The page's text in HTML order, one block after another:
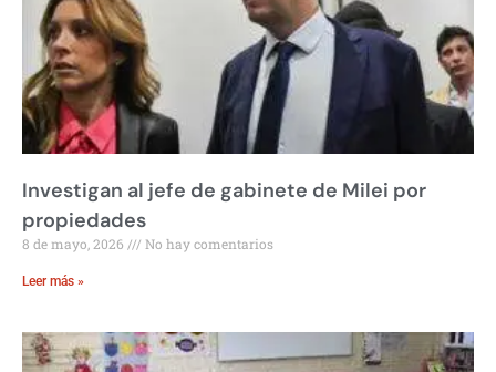
Investigan al jefe de gabinete de Milei por
propiedades
8 de mayo, 2026 No hay comentarios
Leer más »